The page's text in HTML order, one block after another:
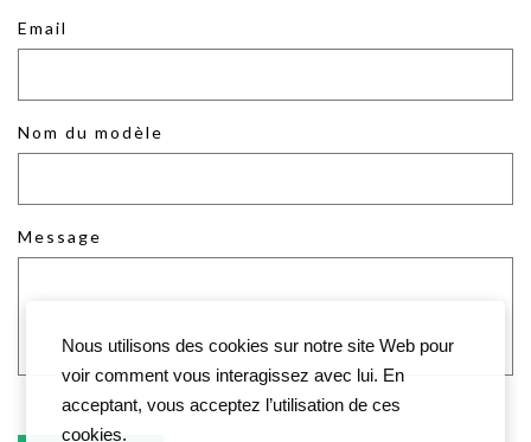
Email
Nom du modèle
Message
Nous utilisons des cookies sur notre site Web pour
voir comment vous interagissez avec lui. En
acceptant, vous acceptez l’utilisation de ces
cookies.